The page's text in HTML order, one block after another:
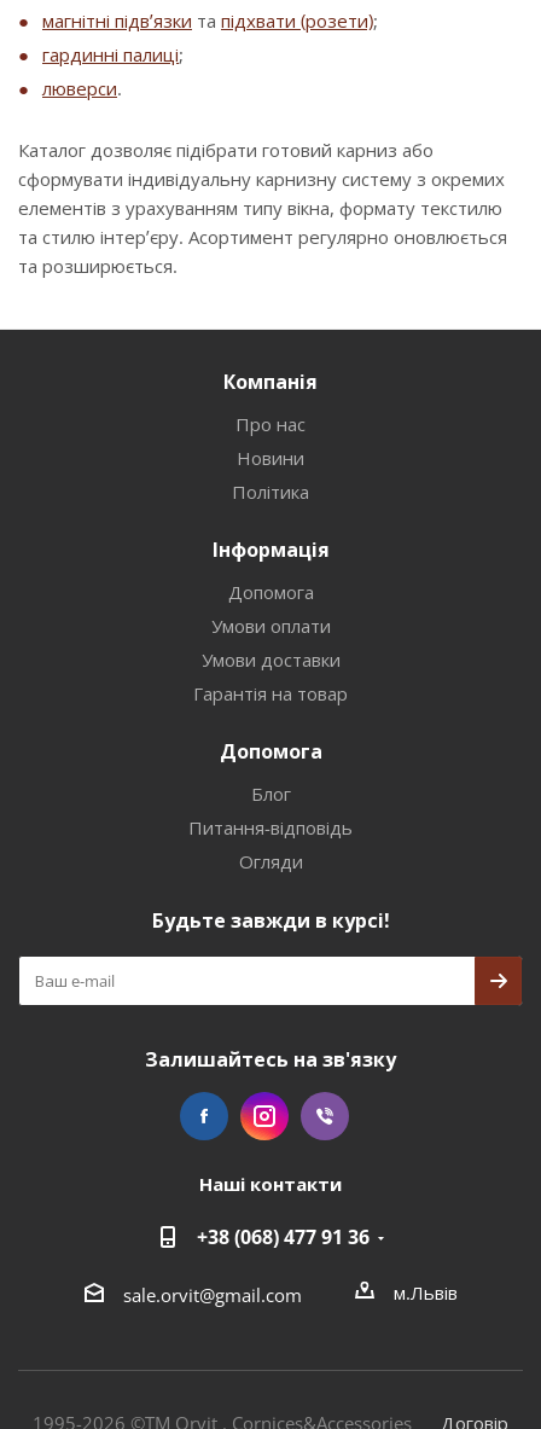
магнітні підв’язки та підхвати (розети);
гардинні палиці;
люверси.
Каталог дозволяє підібрати готовий карниз або
сформувати індивідуальну карнизну систему з окремих
елементів з урахуванням типу вікна, формату текстилю
та стилю інтер’єру. Асортимент регулярно оновлюється
та розширюється.
Компанія
Про нас
Новини
Політика
Інформація
Допомога
Умови оплати
Умови доставки
Гарантія на товар
Допомога
Блог
Питання-відповідь
Огляди
Будьте завжди в курсі!
Залишайтесь на зв'язку
Наші контакти
+38 (068) 477 91 36
sale.orvit@gmail.com м.Львів
1995-2026 ©TM Orvit . Cornices&Accessories Договір